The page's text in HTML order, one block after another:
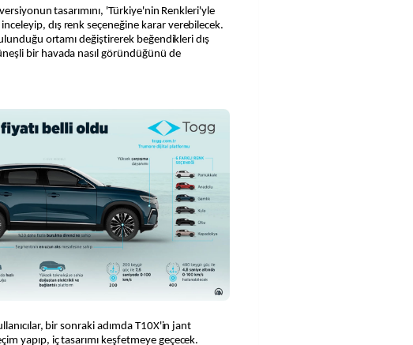
tasarımını, 'Türkiye'nin Renkleri'yle
dış renk seçeneğine karar verebilecek.
ortamı değiştirerek beğendikleri dış
bir havada nasıl göründüğünü de
bir sonraki adımda T10X'in jant
yapıp, iç tasarımı keşfetmeye geçecek.